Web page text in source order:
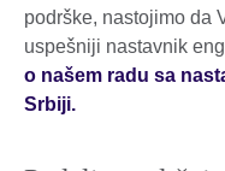
podrške, nastojimo da
uspešniji nastavnik
o našem radu sa
Srbiji.